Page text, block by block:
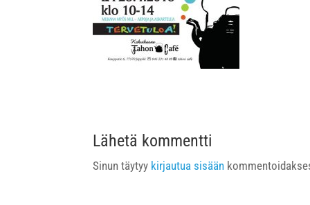
Lähetä kommentti
Sinun täytyy kirjautua sisään